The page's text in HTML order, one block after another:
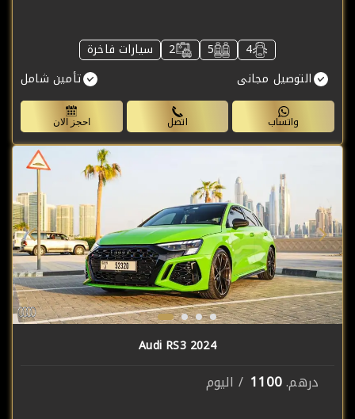
4
5
2
سيارات فاخرة
التوصيل مجانى
تأمين شامل
واتساب اتصل احجز الان
Audi RS3 2024
درهم.1100 / اليوم